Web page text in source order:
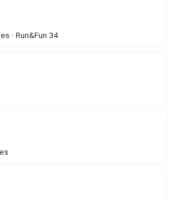
·Run&Fun 34